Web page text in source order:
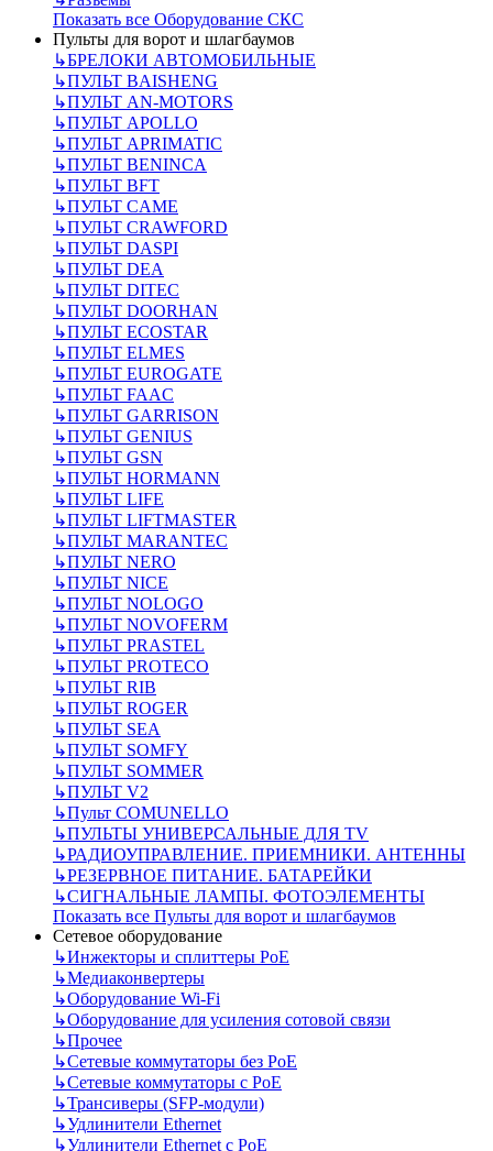
Показать все Оборудование СКС
Пульты для ворот и шлагбаумов
↳БРЕЛОКИ АВТОМОБИЛЬНЫЕ
↳ПУЛЬТ BAISHENG
↳ПУЛЬТ AN-MOTORS
↳ПУЛЬТ APOLLO
↳ПУЛЬТ APRIMATIC
↳ПУЛЬТ BENINCA
↳ПУЛЬТ BFT
↳ПУЛЬТ CAME
↳ПУЛЬТ CRAWFORD
↳ПУЛЬТ DASPI
↳ПУЛЬТ DEA
↳ПУЛЬТ DITEC
↳ПУЛЬТ DOORHAN
↳ПУЛЬТ ECOSTAR
↳ПУЛЬТ ELMES
↳ПУЛЬТ EUROGATE
↳ПУЛЬТ FAAC
↳ПУЛЬТ GARRISON
↳ПУЛЬТ GENIUS
↳ПУЛЬТ GSN
↳ПУЛЬТ HORMANN
↳ПУЛЬТ LIFE
↳ПУЛЬТ LIFTMASTER
↳ПУЛЬТ MARANTEC
↳ПУЛЬТ NERO
↳ПУЛЬТ NICE
↳ПУЛЬТ NOLOGO
↳ПУЛЬТ NOVOFERM
↳ПУЛЬТ PRASTEL
↳ПУЛЬТ PROTECO
↳ПУЛЬТ RIB
↳ПУЛЬТ ROGER
↳ПУЛЬТ SEA
↳ПУЛЬТ SOMFY
↳ПУЛЬТ SOMMER
↳ПУЛЬТ V2
↳Пульт СOMUNELLO
↳ПУЛЬТЫ УНИВЕРСАЛЬНЫЕ ДЛЯ TV
↳РАДИОУПРАВЛЕНИЕ. ПРИЕМНИКИ. АНТЕННЫ
↳РЕЗЕРВНОЕ ПИТАНИЕ. БАТАРЕЙКИ
↳СИГНАЛЬНЫЕ ЛАМПЫ. ФОТОЭЛЕМЕНТЫ
Показать все Пульты для ворот и шлагбаумов
Сетевое оборудование
↳Инжекторы и сплиттеры РоЕ
↳Медиаконвертеры
↳Оборудование Wi-Fi
↳Оборудование для усиления сотовой связи
↳Прочее
↳Сетевые коммутаторы без РоЕ
↳Сетевые коммутаторы с РоЕ
↳Трансиверы (SFP-модули)
↳Удлинители Ethernet
↳Удлинители Ethernet с PoE